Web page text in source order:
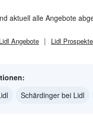
aktuell alle Angebote
Lidl Angebote Lidl Prospekte
Schärdinger bei Lidl